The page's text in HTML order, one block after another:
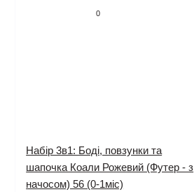
0
Набір 3в1: Боді, повзунки та
шапочка Коали Рожевий (Футер - з
начосом) 56 (0-1міс)